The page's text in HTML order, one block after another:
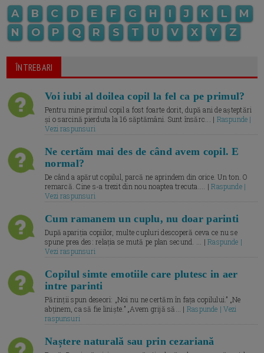
A B C D E F G H I J K L
M
N
O P Q R S T U V X Y Z
ÎNTREBARI
Voi iubi al doilea copil la fel ca pe primul?
Pentru mine primul copil a fost foarte dorit, după ani de așteptări
și o sarcină pierduta la 16 săptămâni. Sunt însărc... | Raspunde |
Vezi raspunsuri
Ne certăm mai des de când avem copil. E
normal?
De când a apărut copilul, parcă ne aprindem din orice. Un ton. O
remarcă. Cine s-a trezit din nou noaptea trecuta.... |Raspunde |
Vezi raspunsuri
Cum ramanem un cuplu, nu doar parinti
După apariția copiilor, multe cupluri descoperă ceva ce nu se
spune prea des: relația se mută pe plan secund. ... |Raspunde |
Vezi raspunsuri
Copilul simte emotiile care plutesc in aer
intre parinti
Părinții spun deseori: „Noi nu ne certăm în fața copilului.” „Ne
abținem, ca să fie liniște.” „Avem grijă să... | Raspunde | Vezi
raspunsuri
Naștere naturală sau prin cezariană